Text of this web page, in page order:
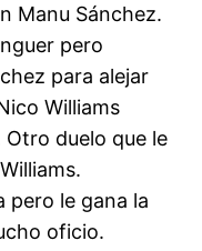
Manu Sánchez.
pero
para alejar
Williams
duelo que le
pero le gana la
oficio.